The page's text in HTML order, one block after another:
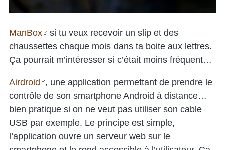
ManBox
si tu veux recevoir un slip et des
chaussettes chaque mois dans ta boite aux lettres.
Ça pourrait m’intéresser si c’était moins fréquent…
Airdroid , une application permettant de prendre le
contrôle de son smartphone Android à distance…
bien pratique si on ne veut pas utiliser son cable
USB par exemple. Le principe est simple,
l’application ouvre un serveur web sur le